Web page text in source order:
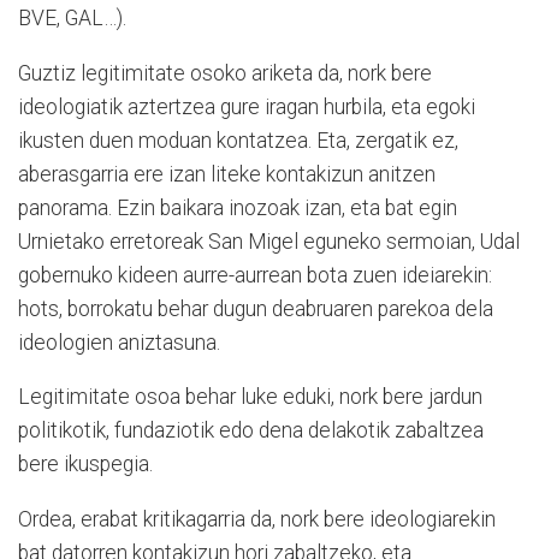
BVE, GAL…).
Guztiz legitimitate osoko ariketa da, nork bere
ideologiatik aztertzea gure iragan hurbila, eta egoki
ikusten duen moduan kontatzea. Eta, zergatik ez,
aberasgarria ere izan liteke kontakizun anitzen
panorama. Ezin baikara inozoak izan, eta bat egin
Urnietako erretoreak San Migel eguneko sermoian, Udal
gobernuko kideen aurre-aurrean bota zuen ideiarekin:
hots, borrokatu behar dugun deabruaren parekoa dela
ideologien aniztasuna.
Legitimitate osoa behar luke eduki, nork bere jardun
politikotik, fundaziotik edo dena delakotik zabaltzea
bere ikuspegia.
Ordea, erabat kritikagarria da, nork bere ideologiarekin
bat datorren kontakizun hori zabaltzeko, eta